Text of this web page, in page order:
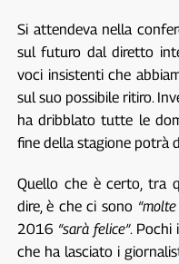
Si attendeva nella
sul futuro dal diretto
voci insistenti che
sul suo possibile ritiro.
ha dribblato tutte le
fine della stagione potrà
Quello che è certo, tra
dire, è che ci sono
2016 “sarà felice”. Pochi
che ha lasciato i